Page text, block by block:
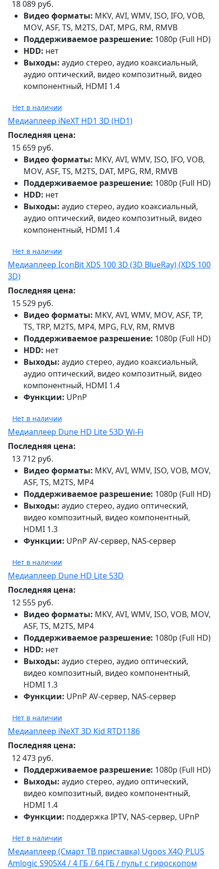
18 089 руб.
Видео форматы: MKV, AVI, WMV, ISO, IFO, VOB,
MOV, ASF, TS, M2TS, DAT, MPG, RM, RMVB
Поддерживаемое разрешение: 1080p (Full HD)
HDD: нет
Выходы: аудио стерео, аудио коаксиальный,
аудио оптический, видео композитный, видео
компонентный, HDMI 1.4
Нет в наличии
Медиаплеер iNeXT HD1 3D (HD1)
Последняя цена:
15 659 руб.
Видео форматы: MKV, AVI, WMV, ISO, IFO, VOB,
MOV, ASF, TS, M2TS, DAT, MPG, RM, RMVB
Поддерживаемое разрешение: 1080p (Full HD)
HDD: нет
Выходы: аудио стерео, аудио коаксиальный,
аудио оптический, видео композитный, видео
компонентный, HDMI 1.4
Нет в наличии
Медиаплеер IconBit XDS 100 3D (3D BlueRay) (XDS 100
3D)
Последняя цена:
15 529 руб.
Видео форматы: MKV, AVI, WMV, MOV, ASF, TP,
TS, TRP, M2TS, MP4, MPG, FLV, RM, RMVB
Поддерживаемое разрешение: 1080p (Full HD)
HDD: нет
Выходы: аудио стерео, аудио коаксиальный,
аудио оптический, видео композитный, видео
компонентный, HDMI 1.4
Функции: UPnP
Нет в наличии
Медиаплеер Dune HD Lite 53D Wi-Fi
Последняя цена:
13 712 руб.
Видео форматы: MKV, AVI, WMV, ISO, VOB, MOV,
ASF, TS, M2TS, MP4
Поддерживаемое разрешение: 1080p (Full HD)
Выходы: аудио стерео, аудио оптический,
видео композитный, видео компонентный,
HDMI 1.3
Функции: UPnP AV-сервер, NAS-сервер
Нет в наличии
Медиаплеер Dune HD Lite 53D
Последняя цена:
12 555 руб.
Видео форматы: MKV, AVI, WMV, ISO, VOB, MOV,
ASF, TS, M2TS, MP4
Поддерживаемое разрешение: 1080p (Full HD)
HDD: нет
Выходы: аудио стерео, аудио оптический,
видео композитный, видео компонентный,
HDMI 1.3
Функции: UPnP AV-сервер, NAS-сервер
Нет в наличии
Медиаплеер iNeXT 3D Kid RTD1186
Последняя цена:
12 473 руб.
Поддерживаемое разрешение: 1080p (Full HD)
Выходы: аудио стерео, аудио оптический,
видео композитный, видео компонентный,
HDMI 1.4
Функции: поддержка IPTV, NAS-сервер, UPnP
Нет в наличии
Медиаплеер (Смарт ТВ приставка) Ugoos X4Q PLUS
Amlogic S905X4 / 4 ГБ / 64 ГБ / пульт c гироскопом